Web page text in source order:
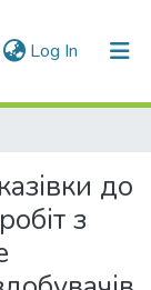
Log In (current)
до
з